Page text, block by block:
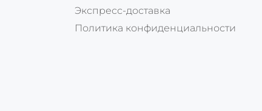
Экспресс-доставка
Политика конфиденциальности